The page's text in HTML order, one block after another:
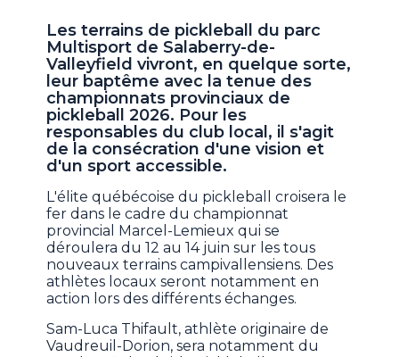
Les terrains de pickleball du parc
Multisport de Salaberry-de-
Valleyfield vivront, en quelque sorte,
leur baptême avec la tenue des
championnats provinciaux de
pickleball 2026. Pour les
responsables du club local, il s'agit
de la consécration d'une vision et
d'un sport accessible.
L'élite québécoise du pickleball croisera le
fer dans le cadre du championnat
provincial Marcel-Lemieux qui se
déroulera du 12 au 14 juin sur les tous
nouveaux terrains campivallensiens. Des
athlètes locaux seront notamment en
action lors des différents échanges.
Sam-Luca Thifault, athlète originaire de
Vaudreuil-Dorion, sera notamment du